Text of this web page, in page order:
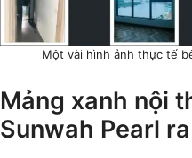
Một vài hình ảnh thực tế
Mảng xanh nội
Sunwah Pearl